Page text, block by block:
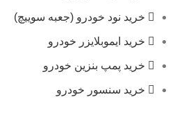
خرید نود خودرو (جعبه سوییچ)
خرید ایموبلایزر خودرو
خرید پمپ بنزین خودرو
خرید سنسور خودرو